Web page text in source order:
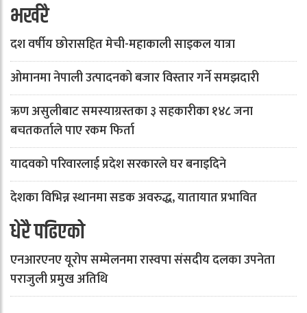
भर्खरै
दश वर्षीय छोरासहित मेची-महाकाली साइकल यात्रा
ओमानमा नेपाली उत्पादनको बजार विस्तार गर्ने समझदारी
ऋण असुलीबाट समस्याग्रस्तका ३ सहकारीका १४८ जना
बचतकर्ताले पाए रकम फिर्ता
यादवको परिवारलाई प्रदेश सरकारले घर बनाइदिने
देशका विभिन्न स्थानमा सडक अवरुद्ध, यातायात प्रभावित
धेरै पढिएको
एनआरएनए यूरोप सम्मेलनमा रास्वपा संसदीय दलका उपनेता
पराजुली प्रमुख अतिथि